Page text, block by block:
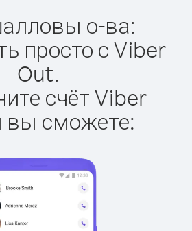
о-ва:
просто с Viber
Out.
счёт Viber
вы сможете: